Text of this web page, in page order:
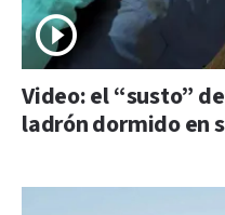
Video: el “susto”
ladrón dormido en